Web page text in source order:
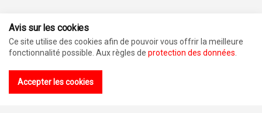
Ingware AG
Seestrasse 78
CH-8703 Erlenbach
Avis sur les cookies
Ce site utilise des cookies afin de pouvoir vous offrir la meilleure
fonctionnalité possible. Aux règles de protection des données
Accepter les cookies